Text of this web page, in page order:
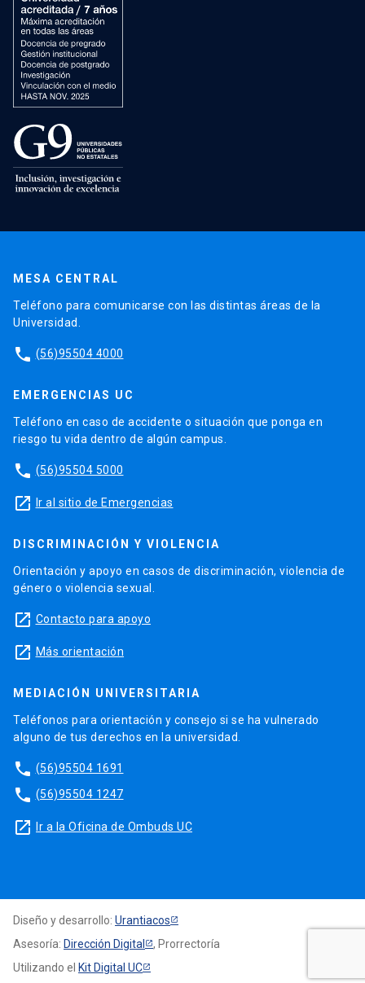
MESA CENTRAL
Teléfono para comunicarse con las distintas áreas de la
Universidad.
phone (56)95504 4000
EMERGENCIAS UC
Teléfono en caso de accidente o situación que ponga en
riesgo tu vida dentro de algún campus.
phone (56)95504 5000
launch Ir al sitio de Emergencias
DISCRIMINACIÓN Y VIOLENCIA
Orientación y apoyo en casos de discriminación, violencia de
género o violencia sexual.
launch Contacto para apoyo
launch Más orientación
MEDIACIÓN UNIVERSITARIA
Teléfonos para orientación y consejo si se ha vulnerado
alguno de tus derechos en la universidad.
phone (56)95504 1691
phone (56)95504 1247
launch Ir a la Oficina de Ombuds UC
Diseño y desarrollo: Urantiacos
Asesoría: Dirección Digital
, Prorrectoría
Utilizando el Kit Digital UC